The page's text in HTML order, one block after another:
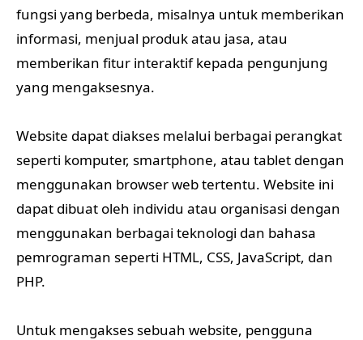
fungsi yang berbeda, misalnya untuk memberikan
informasi, menjual produk atau jasa, atau
memberikan fitur interaktif kepada pengunjung
yang mengaksesnya.
Website dapat diakses melalui berbagai perangkat
seperti komputer, smartphone, atau tablet dengan
menggunakan browser web tertentu. Website ini
dapat dibuat oleh individu atau organisasi dengan
menggunakan berbagai teknologi dan bahasa
pemrograman seperti HTML, CSS, JavaScript, dan
PHP.
Untuk mengakses sebuah website, pengguna